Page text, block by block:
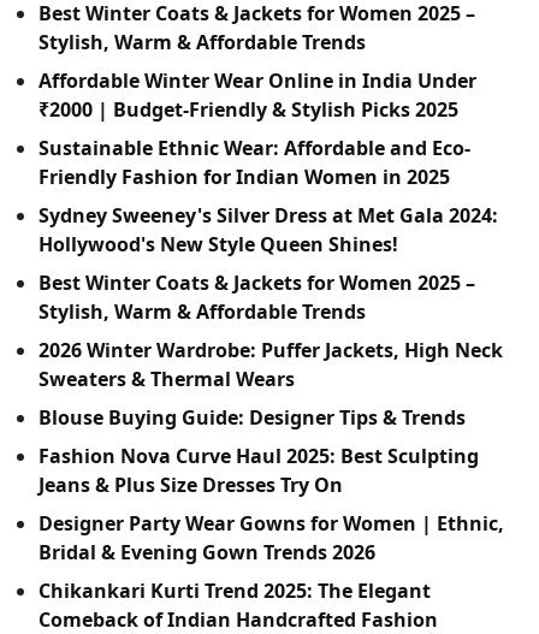
Best Winter Coats & Jackets for Women 2025 –
Stylish, Warm & Affordable Trends
Affordable Winter Wear Online in India Under
₹2000 | Budget-Friendly & Stylish Picks 2025
Sustainable Ethnic Wear: Affordable and Eco-
Friendly Fashion for Indian Women in 2025
Sydney Sweeney's Silver Dress at Met Gala 2024:
Hollywood's New Style Queen Shines!
Best Winter Coats & Jackets for Women 2025 –
Stylish, Warm & Affordable Trends
2026 Winter Wardrobe: Puffer Jackets, High Neck
Sweaters & Thermal Wears
Blouse Buying Guide: Designer Tips & Trends
Fashion Nova Curve Haul 2025: Best Sculpting
Jeans & Plus Size Dresses Try On
Designer Party Wear Gowns for Women | Ethnic,
Bridal & Evening Gown Trends 2026
Chikankari Kurti Trend 2025: The Elegant
Comeback of Indian Handcrafted Fashion